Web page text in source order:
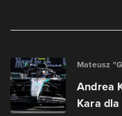
Mateusz
Andrea
Kara